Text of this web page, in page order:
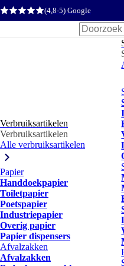
(4,8-5) Google
Zoeken
naar:
Verbruiksartikelen
Verbruiksartikelen
Alle verbruiksartikelen
Papier
Handdoekpapier
Toiletpapier
Poetspapier
Industriepapier
Overig papier
Papier dispensers
Afvalzakken
Afvalzakken